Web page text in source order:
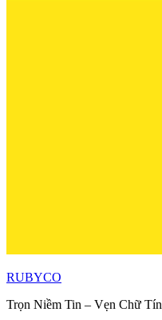
RUBYCO
Trọn Niềm Tin – Vẹn Chữ Tín